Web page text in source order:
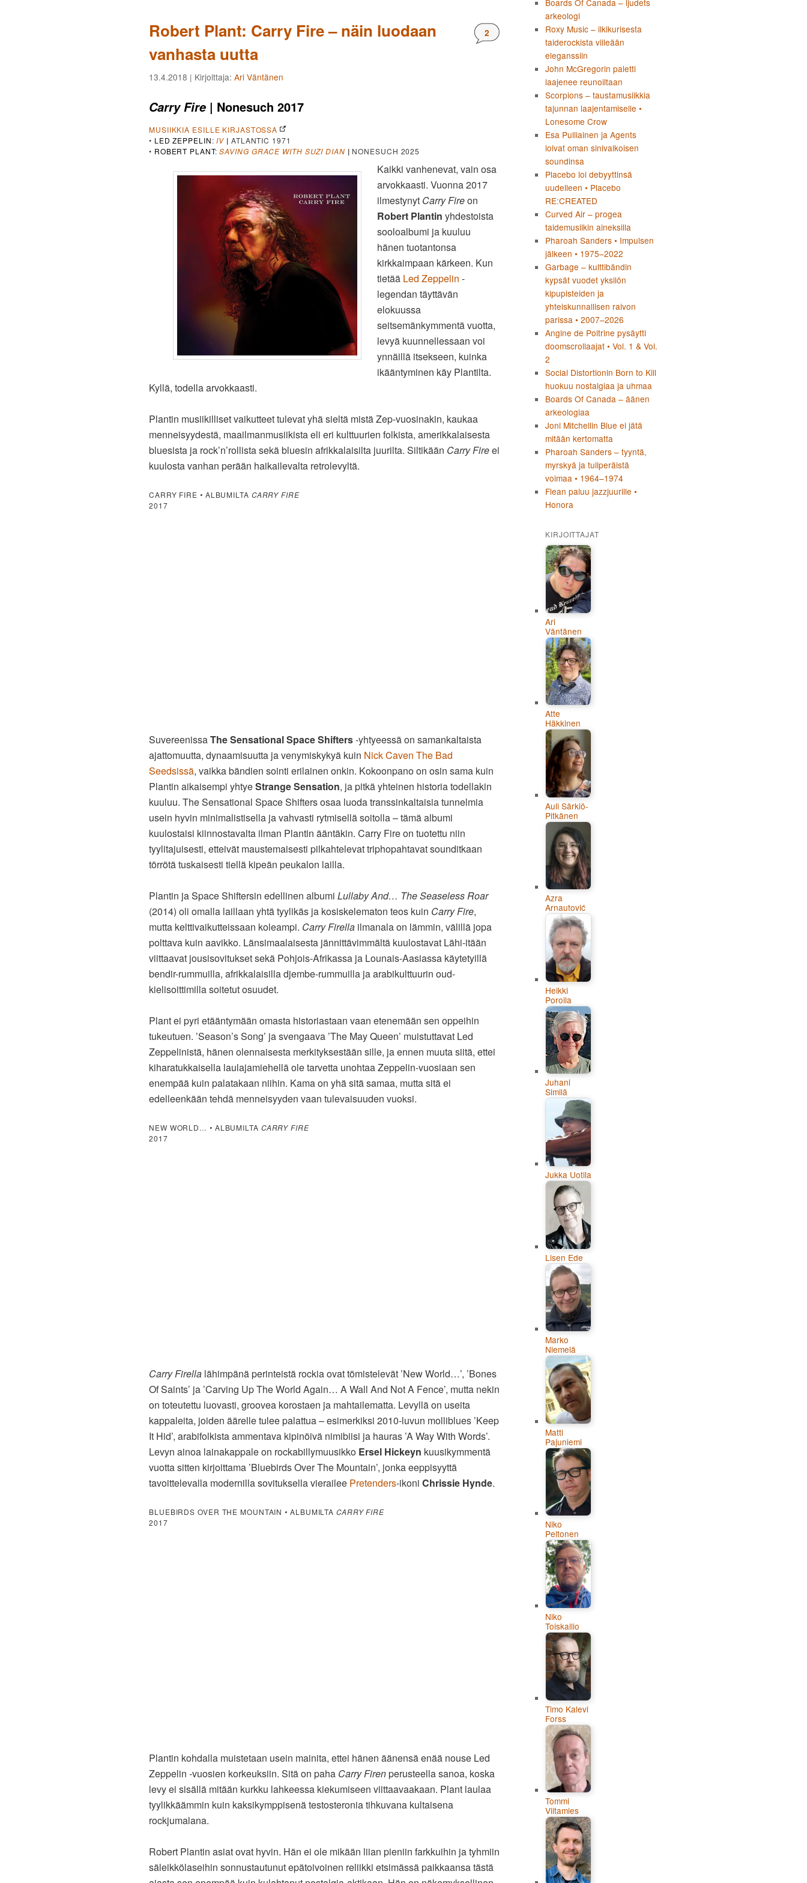
Robert Plant: Carry Fire – näin luodaan
vanhasta uutta
Kommentteja:
2
13.4.2018 | Kirjoittaja: Ari Väntänen
Carry Fire | Nonesuch 2017
MUSIIKKIA ESILLE KIRJASTOSSA
• LED ZEPPELIN:IV | ATLANTIC 1971
• ROBERT PLANT:SAVING GRACE WITH SUZI DIAN | NONESUCH 2025
Kaikki vanhenevat, vain osa
arvokkaasti. Vuonna 2017
ilmestynyt Carry Fireon
Robert Plantin yhdestoista
sooloalbumi ja kuuluu
hänen tuotantonsa
kirkkaimpaan kärkeen. Kun
tietää Led Zeppelin -
legendan täyttävän
elokuussa
seitsemänkymmentä vuotta,
levyä kuunnellessaan voi
ynnäillä itsekseen, kuinka
ikääntyminen käy Plantilta.
Kyllä, todella arvokkaasti.
Plantin musiikilliset vaikutteet tulevat yhä sieltä mistä Zep-vuosinakin, kaukaa
menneisyydestä, maailmanmusiikista eli eri kulttuurien folkista, amerikkalaisesta
bluesista ja rock’n’rollista sekä bluesin afrikkalaisilta juurilta. Siltikään Carry Fireei
kuulosta vanhan perään haikailevalta retrolevyltä.
CARRY FIRE • ALBUMILTA CARRY FIRE
2017
SuvereenissaThe Sensational Space Shifters-yhtyeessä on samankaltaista
ajattomuutta, dynaamisuutta ja venymiskykyä kuin Nick Caven The Bad
Seedsissä, vaikka bändien sointi erilainen onkin. Kokoonpano on osin sama kuin
Plantin aikaisempi yhtyeStrange Sensation, ja pitkä yhteinen historia todellakin
kuuluu. The Sensational Space Shifters osaa luoda transsinkaltaisia tunnelmia
usein hyvin minimalistisella ja vahvasti rytmisellä soitolla – tämä albumi
kuulostaisi kiinnostavalta ilman Plantin ääntäkin. Carry Fire on tuotettu niin
tyylitajuisesti, etteivät maustemaisesti pilkahtelevat triphopahtavat sounditkaan
törrötä tuskaisesti tiellä kipeän peukalon lailla.
Plantin ja Space Shiftersin edellinen albumi Lullaby And… The Seaseless Roar
(2014) oli omalla laillaan yhtä tyylikäs ja kosiskelematon teos kuin Carry Fire,
mutta kelttivaikutteissaan koleampi. Carry Firella ilmanala on lämmin, välillä jopa
polttava kuin aavikko. Länsimaalaisesta jännittävimmältä kuulostavat Lähi-itään
viittaavat jousisovitukset sekä Pohjois-Afrikassa ja Lounais-Aasiassa käytetyillä
bendir-rummuilla, afrikkalaisilla djembe-rummuilla ja arabikulttuurin oud-
kielisoittimilla soitetut osuudet.
Plant ei pyri etääntymään omasta historiastaan vaan etenemään sen oppeihin
tukeutuen. ’Season’s Song’ ja svengaava ’The May Queen’ muistuttavat Led
Zeppelinistä, hänen olennaisesta merkityksestään sille, ja ennen muuta siitä, ettei
kiharatukkaisella laulajamiehellä ole tarvetta unohtaa Zeppelin-vuosiaan sen
enempää kuin palatakaan niihin. Kama on yhä sitä samaa, mutta sitä ei
edelleenkään tehdä menneisyyden vaan tulevaisuuden vuoksi.
NEW WORLD… • ALBUMILTA CARRY FIRE
2017
Carry Firella lähimpänä perinteistä rockia ovat tömistelevät ’New World…’, ’Bones
Of Saints’ ja ’Carving Up The World Again… A Wall And Not A Fence’, mutta nekin
on toteutettu luovasti, groovea korostaen ja mahtailematta. Levyllä on useita
kappaleita, joiden äärelle tulee palattua – esimerkiksi 2010-luvun molliblues ’Keep
It Hid’, arabifolkista ammentava kipinöivä nimibiisi ja hauras ’A Way With Words’.
Levyn ainoa lainakappale on rockabillymuusikko Ersel Hickeyn kuusikymmentä
vuotta sitten kirjoittama ’Bluebirds Over The Mountain’, jonka eeppisyyttä
tavoittelevalla modernilla sovituksella vierailee Pretenders-ikoni Chrissie Hynde.
BLUEBIRDS OVER THE MOUNTAIN • ALBUMILTACARRY FIRE
2017
Plantin kohdalla muistetaan usein mainita, ettei hänen äänensä enää nouse Led
Zeppelin -vuosien korkeuksiin. Sitä on paha Carry Firenperusteella sanoa, koska
levy ei sisällä mitään kurkku lahkeessa kiekumiseen viittaavaakaan. Plant laulaa
tyylikkäämmin kuin kaksikymppisenä testosteronia tihkuvana kultaisena
rockjumalana.
Robert Plantin asiat ovat hyvin. Hän ei ole mikään liian pieniin farkkuihin ja tyhmiin
säleikkölaseihin sonnustautunut epätoivoinen reliikki etsimässä paikkaansa tästä
Boards Of Canada – ljudets
arkeologi
Roxy Music – ilkikurisesta
taiderockista viileään
eleganssiin
John McGregorin paletti
laajenee reunoiltaan
Scorpions – taustamusiikkia
tajunnan laajentamiselle •
Lonesome Crow
Esa Pulliainen ja Agents
loivat oman sinivalkoisen
soundinsa
Placebo loi debyyttinsä
uudelleen • Placebo
RE:CREATED
Curved Air – progea
taidemusiikin aineksilla
Pharoah Sanders • Impulsen
jälkeen • 1975–2022
Garbage – kulttibändin
kypsät vuodet yksilön
kipupisteiden ja
yhteiskunnallisen raivon
parissa • 2007–2026
Angine de Poitrine pysäytti
doomscrollaajat • Vol. 1 & Vol.
2
Social Distortionin Born to Kill
huokuu nostalgiaa ja uhmaa
Boards Of Canada – äänen
arkeologiaa
Joni Mitchellin Blue ei jätä
mitään kertomatta
Pharoah Sanders – tyyntä,
myrskyä ja tuliperäistä
voimaa • 1964–1974
Flean paluu jazzjuurille •
Honora
KIRJOITTAJAT
Ari
Väntänen
Atte
Häkkinen
Auli Särkiö-
Pitkänen
Azra
Arnautović
Heikki
Poroila
Juhani
Similä
Jukka Uotila
Lisen Ede
Marko
Niemelä
Matti
Pajuniemi
Niko
Peltonen
Niko
Toiskallio
Timo Kalevi
Forss
Tommi
Viitamies